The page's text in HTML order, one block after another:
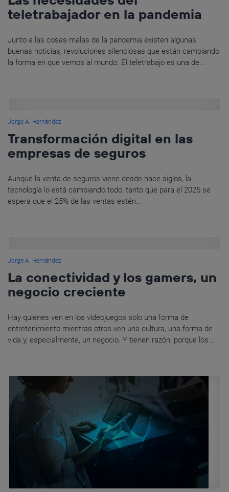
teletrabajador en la pandemia
Junto a las cosas malas de la pandemia existen algunas
buenas noticias, revoluciones silenciosas que están cambiando
la forma en que vemos al mundo. El teletrabajo es una de...
Jorge A. Hernández
Transformación digital en las
empresas de seguros
Aunque la venta de seguros viene desde hace siglos, la
tecnología lo está cambiando todo, tanto que para el 2025 se
espera que el 25% de las ventas estén...
Jorge A. Hernández
La conectividad y los gamers, un
negocio creciente
Hay quienes ven en los videojuegos solo una forma de
entretenimiento mientras otros ven una cultura, una forma de
vida y, especialmente, un negocio. Y tienen razón, porque los...